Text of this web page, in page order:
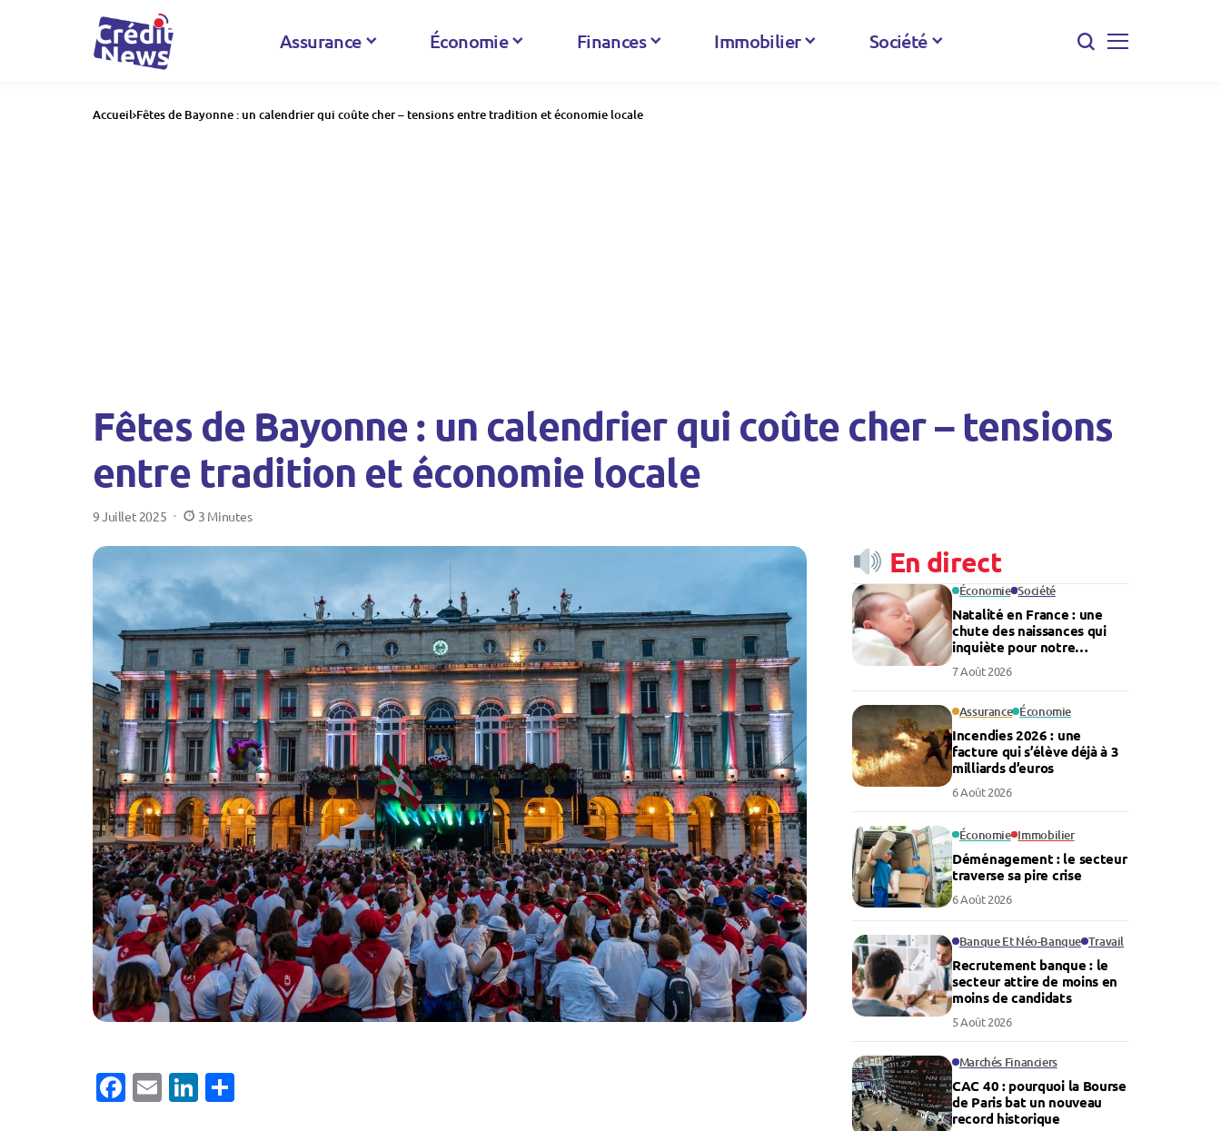
Assurance Économie Finances Immobilier Société
Accueil Fêtes de Bayonne : un calendrier qui coûte cher – tensions entre tradition et économie locale
Fêtes de Bayonne : un calendrier qui coûte cher – tensions
entre tradition et économie locale
9 Juillet 2025 3 Minutes
Facebook
EmailLinkedIn
En direct
Économie Société
Natalité en France : une
chute des naissances qui
inquiète pour notre
économie
7 Août 2026
Assurance Économie
Incendies 2026 : une
facture qui s’élève déjà à 3
milliards d’euros
6 Août 2026
Économie Immobilier
Déménagement : le secteur
traverse sa pire crise
6 Août 2026
Banque Et Néo-Banque Travail
Recrutement banque : le
secteur attire de moins en
moins de candidats
5 Août 2026
Marchés Financiers
CAC 40 : pourquoi la Bourse
de Paris bat un nouveau
record historique